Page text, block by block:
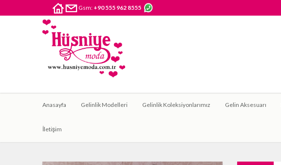
Gsm: +90 555 962 8555
Anasayfa Gelinlik Modelleri Gelinlik Koleksiyonlarımız Gelin Aksesuarı
İletişim